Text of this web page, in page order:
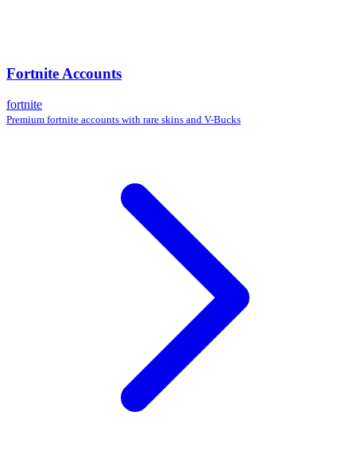
Fortnite Accounts
fortnite
Premium fortnite accounts with rare skins and V-Bucks